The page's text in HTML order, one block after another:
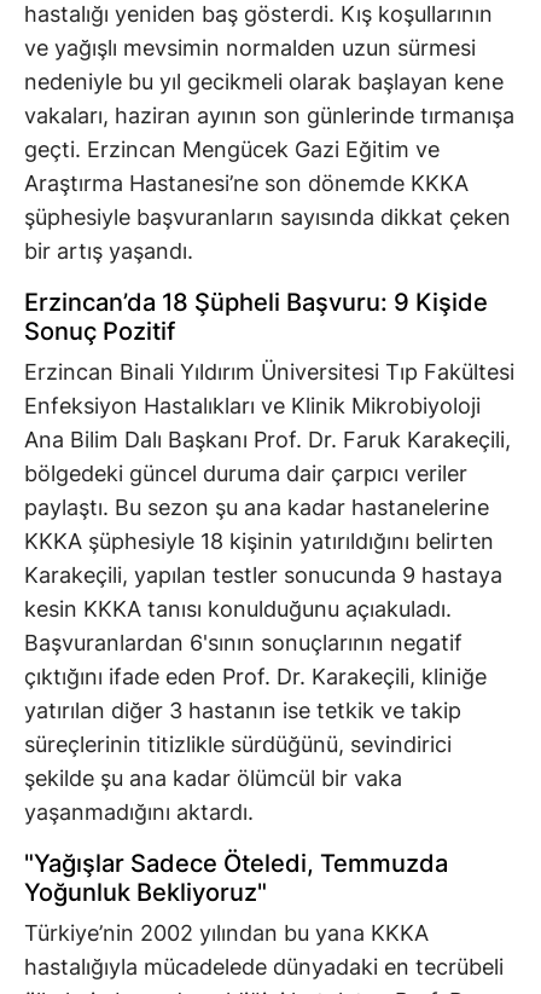
hastalığı yeniden baş gösterdi. Kış koşullarının
ve yağışlı mevsimin normalden uzun sürmesi
nedeniyle bu yıl gecikmeli olarak başlayan kene
vakaları, haziran ayının son günlerinde tırmanışa
geçti. Erzincan Mengücek Gazi Eğitim ve
Araştırma Hastanesi’ne son dönemde KKKA
şüphesiyle başvuranların sayısında dikkat çeken
bir artış yaşandı.
Erzincan’da 18 Şüpheli Başvuru: 9 Kişide
Sonuç Pozitif
Erzincan Binali Yıldırım Üniversitesi Tıp Fakültesi
Enfeksiyon Hastalıkları ve Klinik Mikrobiyoloji
Ana Bilim Dalı Başkanı Prof. Dr. Faruk Karakeçili,
bölgedeki güncel duruma dair çarpıcı veriler
paylaştı. Bu sezon şu ana kadar hastanelerine
KKKA şüphesiyle 18 kişinin yatırıldığını belirten
Karakeçili, yapılan testler sonucunda 9 hastaya
kesin KKKA tanısı konulduğunu açıakuladı.
Başvuranlardan 6'sının sonuçlarının negatif
çıktığını ifade eden Prof. Dr. Karakeçili, kliniğe
yatırılan diğer 3 hastanın ise tetkik ve takip
süreçlerinin titizlikle sürdüğünü, sevindirici
şekilde şu ana kadar ölümcül bir vaka
yaşanmadığını aktardı.
"Yağışlar Sadece Öteledi, Temmuzda
Yoğunluk Bekliyoruz"
Türkiye’nin 2002 yılından bu yana KKKA
hastalığıyla mücadelede dünyadaki en tecrübeli